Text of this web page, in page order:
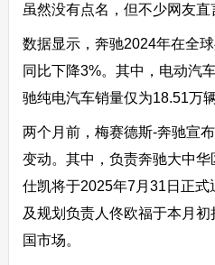
虽然没有点名，但不少网友直
数据显示，奔驰2024年在全
同比下降3%。其中，电动汽
驰纯电汽车销量仅为18.51万
两个月前，梅赛德斯-奔驰宣
变动。其中，负责奔驰大中
仕凯将于2025年7月31日正式
及规划负责人佟欧福于本月
国市场。